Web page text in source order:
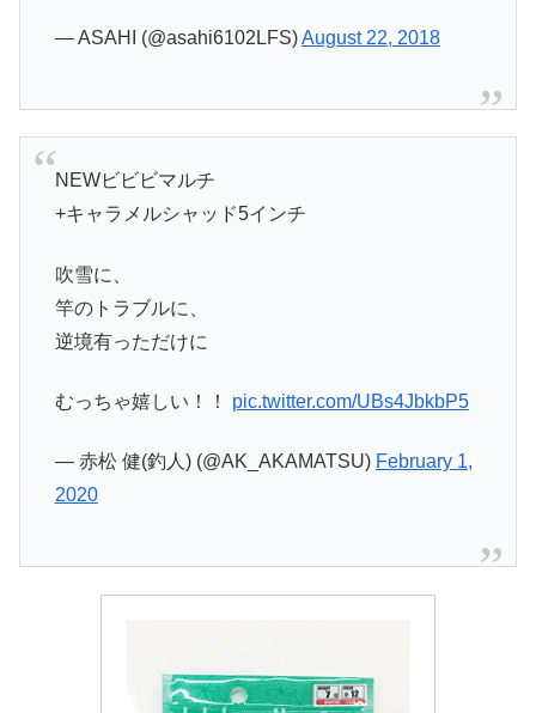
— ASAHI (@asahi6102LFS)August 22, 2018
NEWビビビマルチ
+キャラメルシャッド5インチ
吹雪に、
竿のトラブルに、
逆境有っただけに
むっちゃ嬉しい！！ pic.twitter.com/UBs4JbkbP5
— 赤松 健(釣人) (@AK_AKAMATSU) February 1,
2020